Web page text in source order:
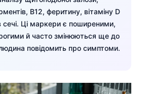
B12, феритину, вітаміну D
сечі. Ці маркери є поширеними,
й часто змінюються ще до
повідомить про симптоми.